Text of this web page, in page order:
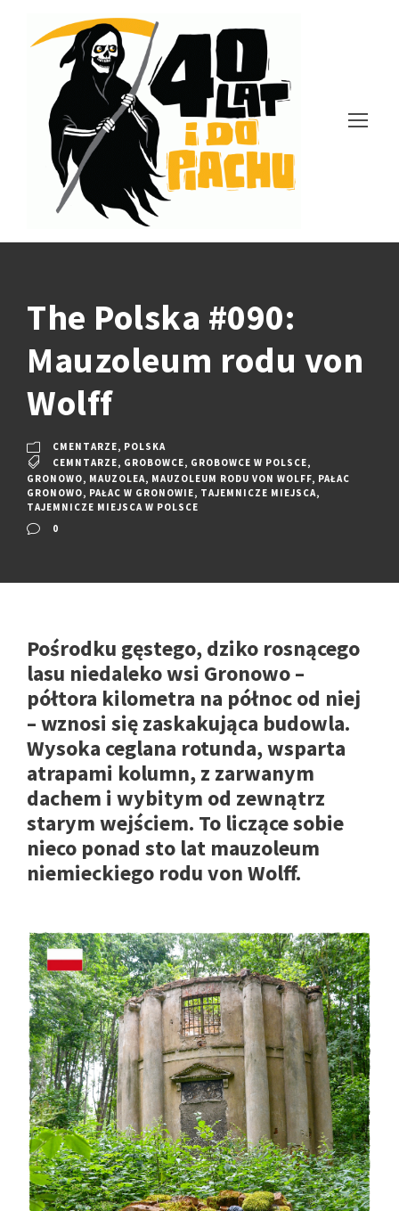
The Polska #090:
Mauzoleum rodu von
Wolff
CMENTARZE, POLSKA
CEMNTARZE, GROBOWCE, GROBOWCE W POLSCE,
GRONOWO, MAUZOLEA, MAUZOLEUM RODU VON WOLFF, PAŁAC
GRONOWO, PAŁAC W GRONOWIE, TAJEMNICZE MIEJSCA,
TAJEMNICZE MIEJSCA W POLSCE
0
Pośrodku gęstego, dziko rosnącego
lasu niedaleko wsi Gronowo –
półtora kilometra na północ od niej
– wznosi się zaskakująca budowla.
Wysoka ceglana rotunda, wsparta
atrapami kolumn, z zarwanym
dachem i wybitym od zewnątrz
starym wejściem. To liczące sobie
nieco ponad sto lat mauzoleum
niemieckiego rodu von Wolff.